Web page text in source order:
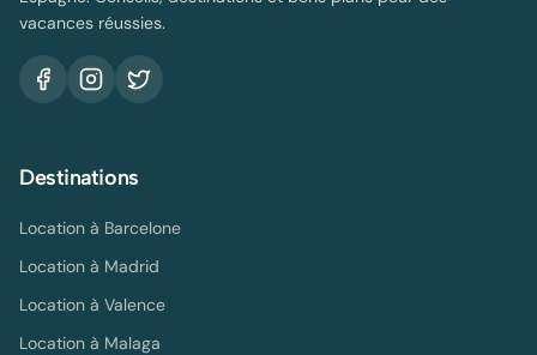
vacances réussies.
Destinations
Location à Barcelone
Location à Madrid
Location à Valence
Location à Malaga